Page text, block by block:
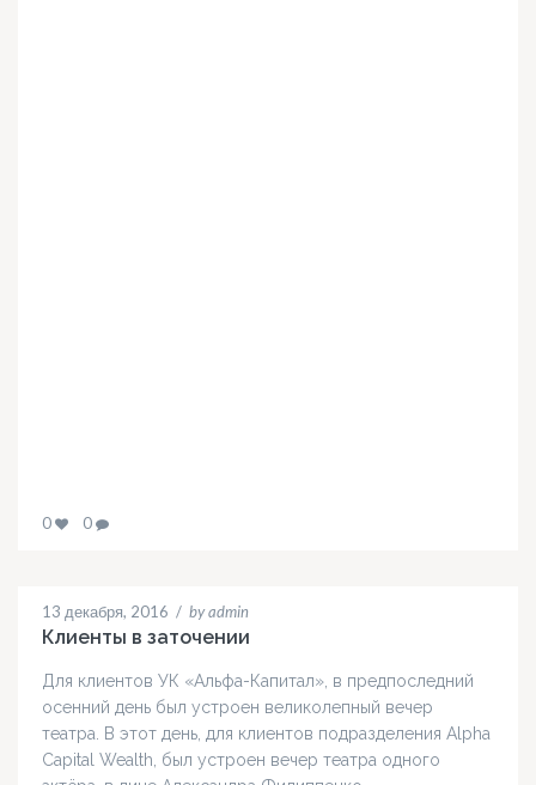
0 0
13 декабря, 2016 / by admin
Клиенты в заточении
Для клиентов УК «Альфа-Капитал», в предпоследний
осенний день был устроен великолепный вечер
театра. В этот день, для клиентов подразделения Alpha
Capital Wealth, был устроен вечер театра одного